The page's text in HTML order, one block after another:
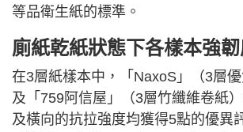
等品衛生紙的標準。
廁紙乾紙狀態下各樣本強
在3層紙樣本中，「NaxoS」（3層
及「759阿信屋」（3層竹纖維卷紙
及橫向的抗拉強度均獲得5點的優異